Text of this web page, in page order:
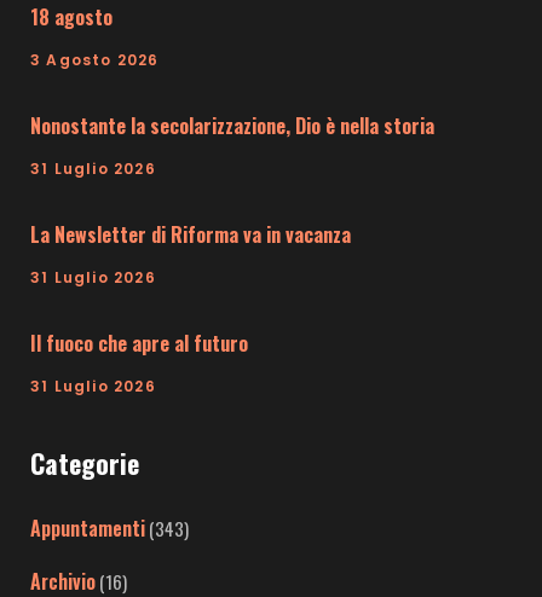
18 agosto
3 Agosto 2026
Nonostante la secolarizzazione, Dio è nella storia
31 Luglio 2026
La Newsletter di Riforma va in vacanza
31 Luglio 2026
Il fuoco che apre al futuro
31 Luglio 2026
Categorie
Appuntamenti(343)
Archivio(16)